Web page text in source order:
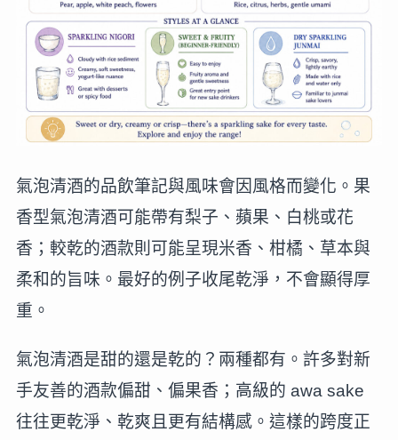
氣泡清酒的品飲筆記與風味會因風格而變化。果
香型氣泡清酒可能帶有梨子、蘋果、白桃或花
香；較乾的酒款則可能呈現米香、柑橘、草本與
柔和的旨味。最好的例子收尾乾淨，不會顯得厚
重。
氣泡清酒是甜的還是乾的？兩種都有。許多對新
手友善的酒款偏甜、偏果香；高級的 awa sake
往往更乾淨、乾爽且更有結構感。這樣的跨度正